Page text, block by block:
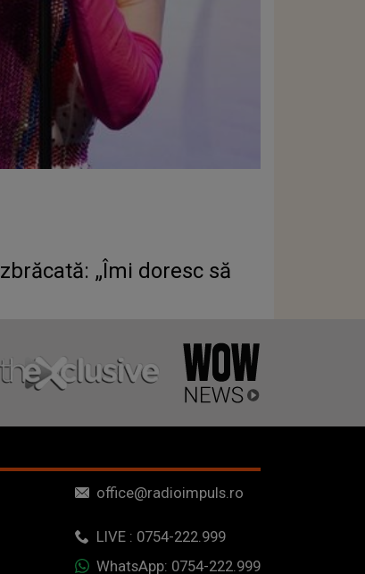
„Îmi doresc să
office@radioimpuls.ro
LIVE : 0754-222.999
WhatsApp: 0754-222.999